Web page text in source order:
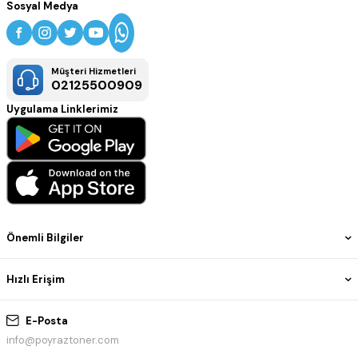
çizimler, posterler, grafik çalışmalar ve yüksek hassasiyet
gerektiren geniş format baskılarda canlı renkler ve kaliteli
sonuçlar elde edilmesini sağlar.
E-Posta
info@poyraztoner.com
Önemli Bilgiler
Hızlı Erişim
Sosyal Medya
Müşteri Hizmetleri
02125500909
Uygulama Linklerimiz